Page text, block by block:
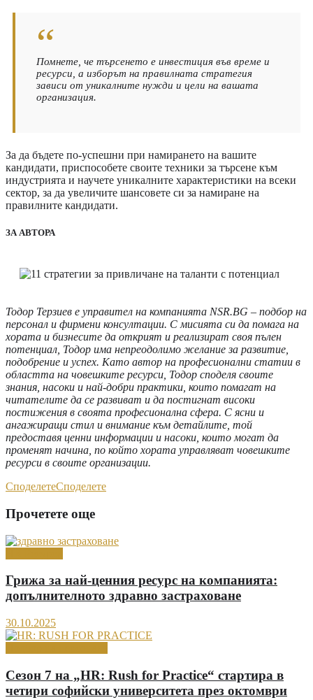
Помнете, че търсенето е инвестиция във време и
ресурси, а изборът на правилната стратегия
зависи от уникалните нужди и цели на вашата
организация.
За да бъдете по-успешни при намирането на вашите
кандидати, приспособете своите техники за търсене към
индустрията и научете уникалните характеристики на всеки
сектор, за да увеличите шансовете си за намиране на
правилните кандидати.
ЗА АВТОРА
Тодор Терзиев е управител на компанията NSR.BG – подбор на
персонал и фирмени консултации. С мисията си да помага на
хората и бизнесите да открият и реализират своя пълен
потенциал, Тодор има непреодолимо желание за развитие,
подобрение и успех. Като автор на професионални статии в
областта на човешките ресурси, Тодор споделя своите
знания, насоки и най-добри практики, които помагат на
читателите да се развиват и да постигнат високи
постижения в своята професионална сфера. С ясни и
ангажиращи стил и внимание към детайлите, той
предоставя ценни информации и насоки, които могат да
променят начина, по който хората управляват човешките
ресурси в своите организации.
СподелетеСподелете
Прочетете още
Грижа за най-ценния ресурс на компанията:
допълнителното здравно застраховане
30.10.2025
Сезон 7 на „HR: Rush for Practice“ стартира в
четири софийски университета през октомври